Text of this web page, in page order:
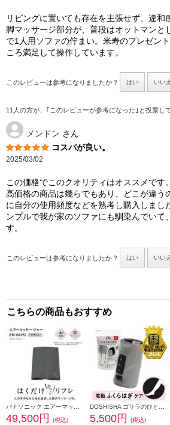
リビングに置いても存在を主張せず、違和
脚マッサージ部分が、普段はオットマンと
で1人用ソファの佇まい。米寿のプレゼン
ころ満足して操作しています。
このレビューは参考になりましたか？ はい いいえ
11人の方が、｢このレビューが参考になった｣と投票し
メンドン さん
コスパが良い。
2025/03/02
この価格でこのクオリティはオススメです。
高価格の商品は幾らでもあり、どこが違う
に自分の使用頻度などを熟考し購入しまし
ンプルで我が家のソファにも馴染んでいて
す。
このレビューは参考になりましたか？ はい いいえ
こちらの商品もおすすめ
49,500円
(税込)
5,500円
(税込)